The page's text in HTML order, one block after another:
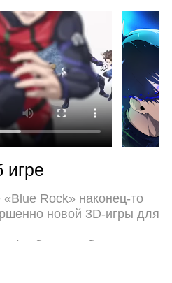
эмуляции может
вашего ПК,
важно не только то, как
наслаждения
Rock» наконец-то
новой 3D-игры для
футбольная битва в